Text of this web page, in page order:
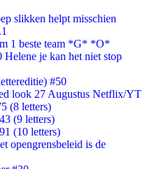
slikken helpt misschien
1 beste team *G* *O*
je kan het niet stop
#50
look 27 Augustus Netflix/YT
(8 letters)
(9 letters)
(10 letters)
opengrensbeleid is de